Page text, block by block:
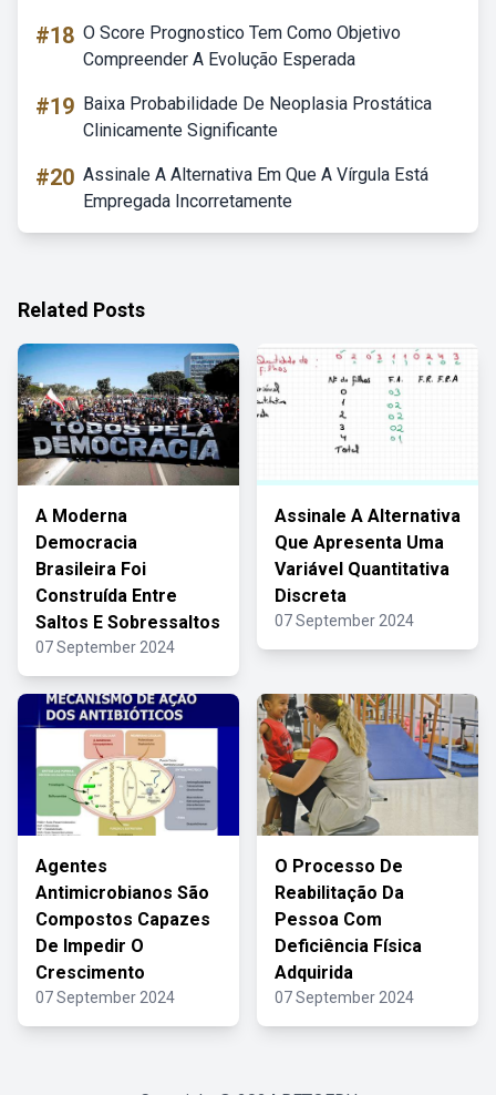
#18 O Score Prognostico Tem Como Objetivo
Compreender A Evolução Esperada
#19 Baixa Probabilidade De Neoplasia Prostática
Clinicamente Significante
#20 Assinale A Alternativa Em Que A Vírgula Está
Empregada Incorretamente
Related Posts
A Moderna
Democracia
Brasileira Foi
Construída Entre
Saltos E Sobressaltos
07 September 2024
Assinale A Alternativa
Que Apresenta Uma
Variável Quantitativa
Discreta
07 September 2024
Agentes
Antimicrobianos São
Compostos Capazes
De Impedir O
Crescimento
07 September 2024
O Processo De
Reabilitação Da
Pessoa Com
Deficiência Física
Adquirida
07 September 2024